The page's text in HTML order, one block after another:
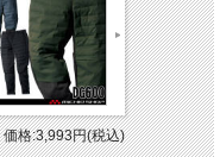
価格:3,993円(税込)